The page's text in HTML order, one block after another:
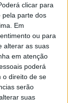
clicar para
pela parte dos
Em
ou para
alterar as suas
em atenção
poderá
o direito de se
serão
suas
adianta o
dados
mantendo-se a
de óbitos.
702
homens.